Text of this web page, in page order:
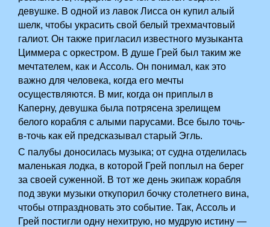
девушке. В одной из лавок Лисса он купил алый
шелк, чтобы украсить свой белый трехмачтовый
галиот. Он также пригласил известного музыканта
Циммера с оркестром. В душе Грей был таким же
мечтателем, как и Ассоль. Он понимал, как это
важно для человека, когда его мечты
осуществляются. В миг, когда он приплыл в
Каперну, девушка была потрясена зрелищем
белого корабля с алыми парусами. Все было точь-
в-точь как ей предсказывал старый Эгль.
С палубы доносилась музыка; от судна отделилась
маленькая лодка, в которой Грей поплыл на берег
за своей суженной. В тот же день экипаж корабля
под звуки музыки откупорил бочку столетнего вина,
чтобы отпраздновать это событие. Так, Ассоль и
Грей постигли одну нехитрую, но мудрую истину —